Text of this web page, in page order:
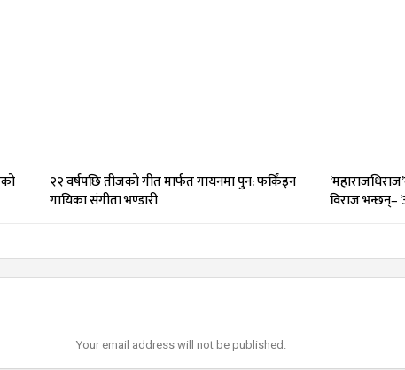
२२ वर्षपछि तीजको गीत मार्फत गायनमा पुन: फर्किंइन
गायिका संगीता भण्डारी
विराज भन्छन्–
Your email address will not be published.